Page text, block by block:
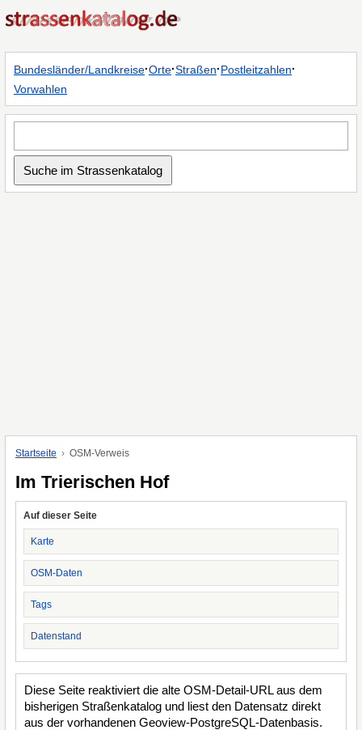
Bundesländer/Landkreise·Orte·Straßen·Postleitzahlen·
Vorwahlen
Startseite OSM-Verweis
Im Trierischen Hof
Auf dieser Seite
Karte
OSM-Daten
Tags
Datenstand
Diese Seite reaktiviert die alte OSM-Detail-URL aus dem
bisherigen Straßenkatalog und liest den Datensatz direkt
aus der vorhandenen Geoview-PostgreSQL-Datenbasis.